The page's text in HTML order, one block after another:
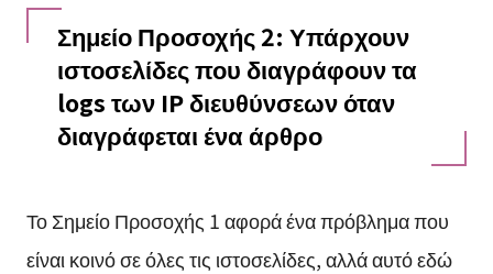
Σημείο Προσοχής 2: Υπάρχουν
ιστοσελίδες που διαγράφουν τα
logs των IP διευθύνσεων όταν
διαγράφεται ένα άρθρο
Το Σημείο Προσοχής 1 αφορά ένα πρόβλημα που
είναι κοινό σε όλες τις ιστοσελίδες, αλλά αυτό εδώ